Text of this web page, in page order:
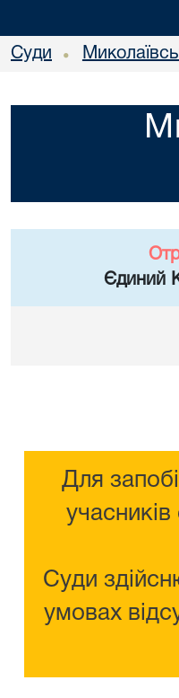
Суди •
Єдиний
Для
Суди
умовах